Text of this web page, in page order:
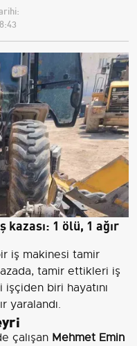
1 ölü, 1 ağır
iş makinesi tamir
tamir ettikleri iş
biri hayatını
yaralandı.
çalışan Mehmet Emin